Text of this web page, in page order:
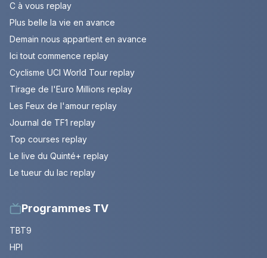
C à vous replay
Plus belle la vie en avance
Demain nous appartient en avance
Ici tout commence replay
Cyclisme UCI World Tour replay
Tirage de l'Euro Millions replay
Les Feux de l'amour replay
Journal de TF1 replay
Top courses replay
Le live du Quinté+ replay
Le tueur du lac replay
Programmes TV
TBT9
HPI